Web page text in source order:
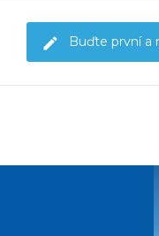
Buďte první a